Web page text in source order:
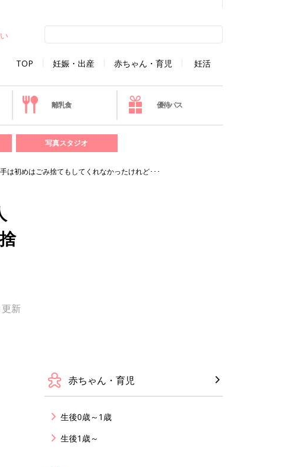
TOP 妊娠・出産 赤ちゃん・育児 妊活
離乳食 優待パス
写真スタジオ
は初めはごみ捨てもしてくれなかったけれど･･･
更新
赤ちゃん・育児
生後0歳～1歳
生後1歳～